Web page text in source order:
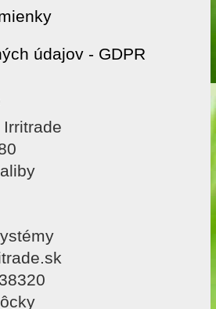
údajov - GDPR